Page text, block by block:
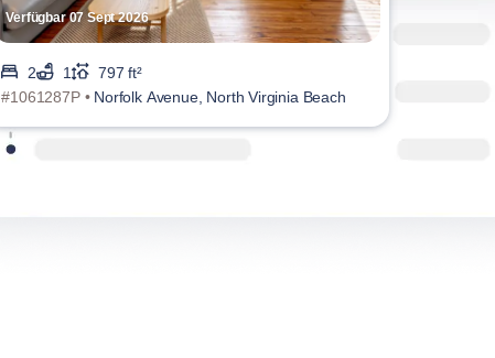
Verfügbar 07 Sept 2026
2 1
797 ft²
#1061287P • Norfolk Avenue, North Virginia Beach